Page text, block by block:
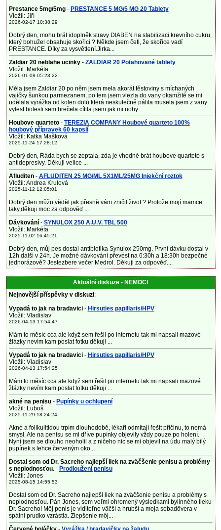
Prestance 5mg/5mg- PRESTANCE 5 MG/5 MG 20 Tablety
Vložil: Jiří
2026-02-17 10:38:29
Dobrý den, mohu brát idoplněk stravy DIABEN na stabilizaci krevního cukru,
který bohužel obsahuje skořici ? Někde jsem četl, že skořice vadí
PRESTANCE. Díky za vysvětlení.Jirka...
Zaldiar 20 neblahe ucinky- ZALDIAR 20 Potahované tablety
Vložil: Markéta
2026-01-08 05:23:22
Měla jsem Zaldiar 20 po něm jsem mela akorát těstoviny s míchaných
vajíčky šunkou parmezanem, po tem jsem vlezla do vany okamžitě se mi
udělala vyrážka od kolen dolů která neskutečně pálila musela jsem z vany
vylest bolesti sem brečela cítila jsem jak mi nohy...
Houbove quarteto- TEREZIA COMPANY Houbové quarteto 100%
houbový přípravek 60 kapslí
Vložil: Katka Mašková
2025-11-24 17:28:12
Dobrý den, Ráda bych se zeptala, zda je vhodné brát houbove quarteto s
antidepresivy. Děkuji velice ...
Afluditen- AFLUDITEN 25 MG/ML 5X1ML/25MG Injekční roztok
Vložil: Andrea Krulová
2025-11-12 12:05:01
Dobrý den můžu vědět jak přesně vám zničil život ? Protože mojí mamce
taky,děkuji moc za odpověď ...
Dávkování - SYNULOX 250 A.U.V. TBL 500
Vložil: Markéta
2025-11-02 16:45:21
Dobrý den, můj pes dostal antibiotika Synulox 250mg. První dávku dostal v
12h další v 24h. Je možné dávkování převést na 6:30h a 18:30h bezpečné
jednorázově? Jestezbere večer Medrol. Děkuji za odpověď....
Aktuální diskuze - NEMOCI
Nejnovější příspěvky v diskuzi:
Vypadá to jak na bradavici - Hirsuties papillaris/HPV
Vložil: Vladislav
2026-04-13 17:54:47
Mám to měsíc cca ale když sem řešil po internetu tak mi napsali mazové
žlázky nevím kam poslat fotku děkuji ...
Vypadá to jak na bradavici - Hirsuties papillaris/HPV
Vložil: Vladislav
2026-04-13 17:54:25
Mám to měsíc cca ale když sem řešil po internetu tak mi napsali mazové
žlázky nevím kam poslat fotku děkuji ...
akné na penisu- Pupínky u ochlupení
Vložil: Luboš
2025-11-29 18:24:24
Akné a folikulitidou trpím dlouhodobě, lékaři odmítají řešit příčinu, to nemá
smysl. Ale na penisu se mi dříve pupínky objevily vždy pouze po holení.
Nyní jsem se dlouho neoholil a z ničeho nic se mi objevil na údu malý bílý
pupínek s lehce červeným oko...
Dostal som od Dr. Sacreho najlepší liek na zväčšenie penisu a problémy
s neplodnosťou.- Prodloužení penisu
Vložil: Jones
2025-08-15 14:55:53
Dostal som od Dr. Sacreho najlepší liek na zväčšenie penisu a problémy s
neplodnosťou. Pán Jones, som veľmi ohromený výsledkami bylinného lieku
Dr. Sacreho! Môj penis je viditeľne väčší a hrubší a moja sebadôvera v
spálni prudko vzrástla. Zlepšenie môj...